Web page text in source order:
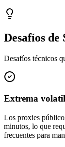
Desafíos de
Desafíos técnicos
Extrema
Los proxies
minutos, lo que
frecuentes para